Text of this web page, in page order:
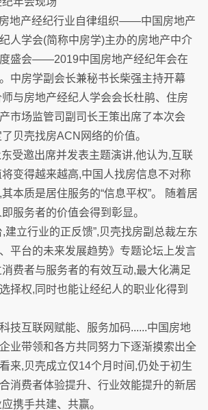
地产经纪行业自律组织——中国房地产
人学会(简称中房学)主办的房地产中介
盛会——2019中国房地产经纪年会在
中房学副会长兼秘书长柴强主持开幕
与房地产经纪人学会会长杜鹃、住房
市场监管司副司长王策出席了本次会
贝壳找房ACN网络的价值。
受邀出席并发表主题演讲,他认为,互联
变得越来越高,中国人找房信息不对称
本质是居住服务的“信息平权”。 随着居
服务者的价值会得到彰显。
建立行业的正反馈”,贝壳找房副总裁左东
平台的未来发展趋势》专题论坛上发言
费者与服务者的有效互动,最大化满足
择权,同时也能让经纪人的职业化得到
技互联网赋能、服务加码......中国房地
业带领和各方共同努力下逐渐摸索出全
来,贝壳成立仅14个月时间,仍处于初生
消费者体验提升、行业效能提升的新居
携手共建、共赢。